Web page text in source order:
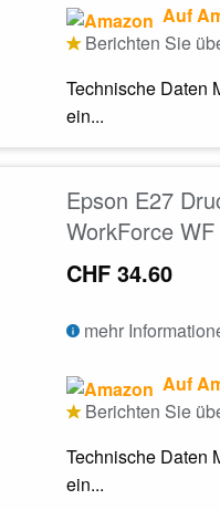
Auf
Berichten Sie
Technische Daten
ein...
Epson E27
WorkForce
CHF 34.60
mehr
Auf
Berichten Sie
Technische Daten
ein...